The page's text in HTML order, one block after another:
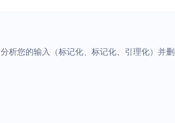
析您的输入（标记化、标记化、引理化）并